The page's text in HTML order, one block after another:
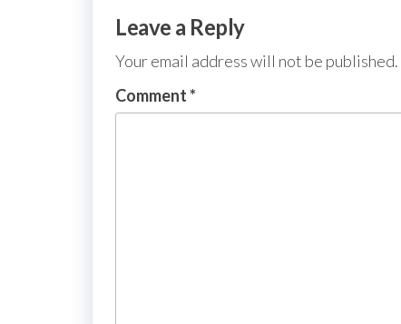
Leave a Reply
Your email address will not be published.
Comment*